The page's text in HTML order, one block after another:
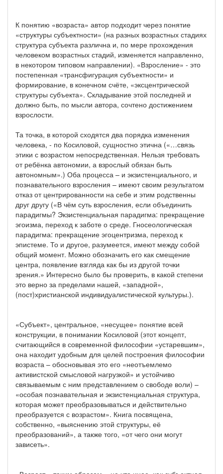
К понятию «возраста» автор подходит через понятие
«структуры субъектности» (на разных возрастных стадиях
структура субъекта различна и, по мере прохождения
человеком возрастных стадий, изменяется направленно,
в некотором типовом направлении). «Взросление» - это
постепенная «трансфигурация субъектности» и
формирование, в конечном счёте, «эксцентрической
структуры субъекта». Складывание этой последней и
должно быть, по мысли автора, сочтено достижением
взрослости.
Та точка, в которой сходятся два порядка изменения
человека, - по Косиловой, сущностно этична («…связь
этики с возрастом непосредственная. Нельзя требовать
от ребёнка автономии, а взрослый обязан быть
автономным».) Оба процесса – и экзистенциального, и
познавательного взросления – имеют своим результатом
отказ от центрированности на себе и этим родственны
друг другу («В чём суть взросления, если объединить
парадигмы? Экзистенциальная парадигма: прекращение
эгоизма, переход к заботе о среде. Гносеологическая
парадигма: прекращение эгоцентризма, переход к
эпистеме. То и другое, разумеется, имеют между собой
общий момент. Можно обозначить его как смещение
центра, появление взгляда как бы из другой точки
зрения.» Интересно было бы проверить, в какой степени
это верно за пределами нашей, «западной»,
(пост)христианской индивидуалистической культуры.).
«Субъект», центральное, «несущее» понятие всей
конструкции, в понимании Косиловой (этот концепт,
считающийся в современной философии «устаревшим»,
она находит удобным для целей построения философии
возраста – обосновывая это его «неотъемлемо
активистской смысловой нагрузкой» и устойчиво
связываемым с ним представлением о свободе воли) –
«особая познавательная и экзистенциальная структура,
которая может преобразовываться и действительно
преобразуется с возрастом». Книга посвящена,
собственно, «выяснению этой структуры, её
преобразований», а также того, «от чего они могут
зависеть».